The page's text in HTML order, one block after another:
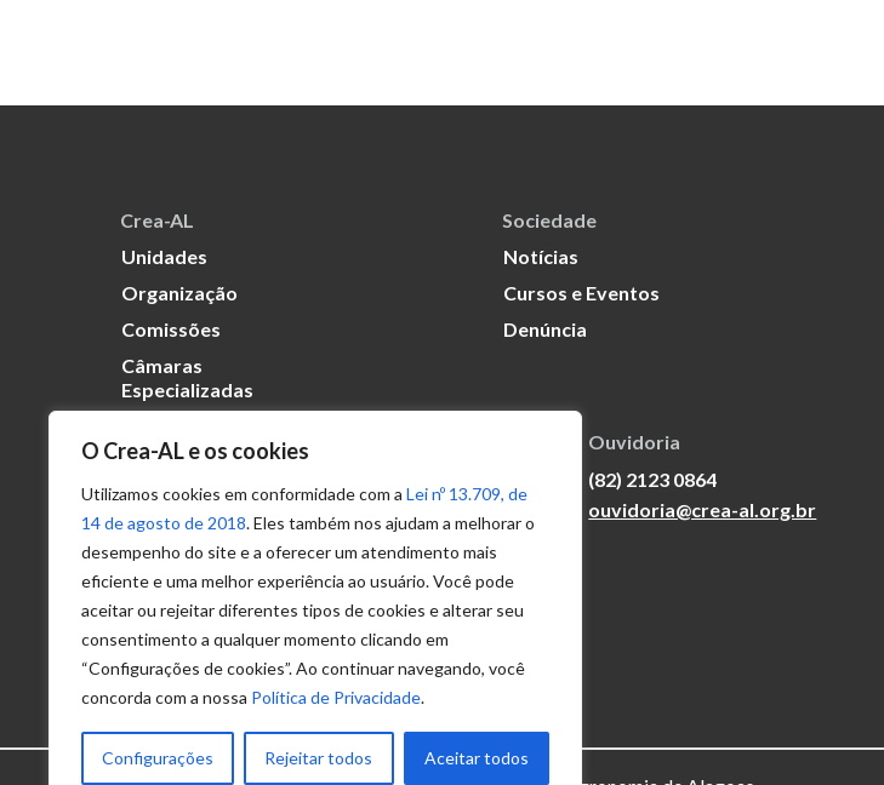
O Crea-AL e os cookies
Utilizamos cookies em conformidade com a Lei nº 13.709, de
14 de agosto de 2018. Eles também nos ajudam a melhorar o
desempenho do site e a oferecer um atendimento mais
eficiente e uma melhor experiência ao usuário. Você pode
aceitar ou rejeitar diferentes tipos de cookies e alterar seu
consentimento a qualquer momento clicando em
“Configurações de cookies”. Ao continuar navegando, você
concorda com a nossa Política de Privacidade.
Configurações Rejeitar todos Aceitar todos
Crea-AL
Unidades
Organização
Comissões
Câmaras
Especializadas
Sociedade
Notícias
Cursos e Eventos
Denúncia
Transparência
Portal
Acesso à
Informação
Política de
Privacidade de
Dados
Ouvidoria
(82) 2123 0864
ouvidoria@crea-al.org.br